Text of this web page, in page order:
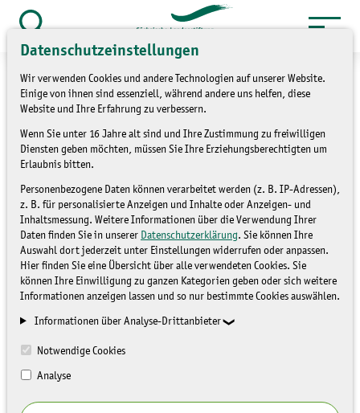
Datenschutzeinstellungen
Wir verwenden Cookies und andere Technologien auf unserer Website.
Einige von ihnen sind essenziell, während andere uns helfen, diese
Website und Ihre Erfahrung zu verbessern.
Wenn Sie unter 16 Jahre alt sind und Ihre Zustimmung zu freiwilligen
Diensten geben möchten, müssen Sie Ihre Erziehungsberechtigten um
Erlaubnis bitten.
Personenbezogene Daten können verarbeitet werden (z. B. IP-Adressen),
z. B. für personalisierte Anzeigen und Inhalte oder Anzeigen- und
Inhaltsmessung. Weitere Informationen über die Verwendung Ihrer
Daten finden Sie in unserer Datenschutzerklärung. Sie können Ihre
Auswahl dort jederzeit unter Einstellungen widerrufen oder anpassen.
Hier finden Sie eine Übersicht über alle verwendeten Cookies. Sie
können Ihre Einwilligung zu ganzen Kategorien geben oder sich weitere
Informationen anzeigen lassen und so nur bestimmte Cookies auswählen.
Informationen über Analyse-Drittanbieter
Notwendige Cookies
Analyse
Zum
Inhalt
springen
Suche
öffnen
Sächsische Landesstiftung Natur
& Umwelt (LaNU)
Bilden; Fördern; Bewahren;
Gestalten -
für Natur und Umwelt in Sachsen